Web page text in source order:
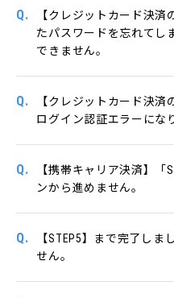
Q.
【クレジットカード決済
たパスワードを忘れてし
できません。
Q.
【クレジットカード決済
ログイン認証エラーにな
Q.
【携帯キャリア決済】「
ンから進めません。
Q.
【STEP5】まで完了しま
せん。